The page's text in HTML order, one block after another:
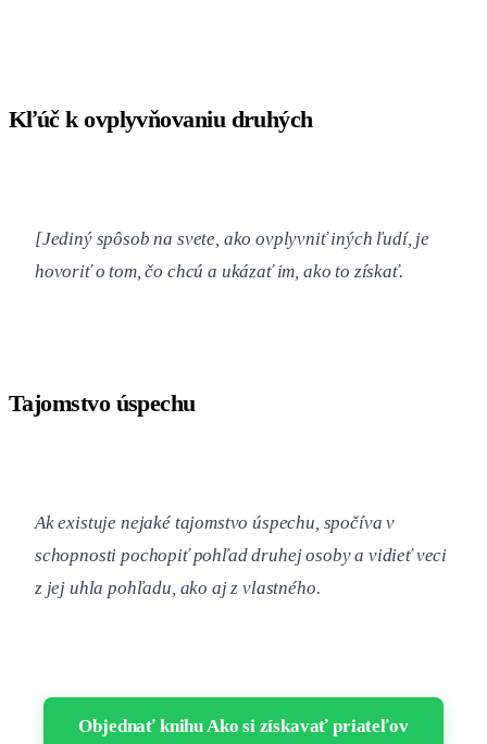
Kľúč k ovplyvňovaniu druhých
[Jediný spôsob na svete, ako ovplyvniť iných ľudí, je
hovoriť o tom, čo chcú a ukázať im, ako to získať.
Tajomstvo úspechu
Ak existuje nejaké tajomstvo úspechu, spočíva v
schopnosti pochopiť pohľad druhej osoby a vidieť veci
z jej uhla pohľadu, ako aj z vlastného.
Objednať knihu Ako si získavať priateľov